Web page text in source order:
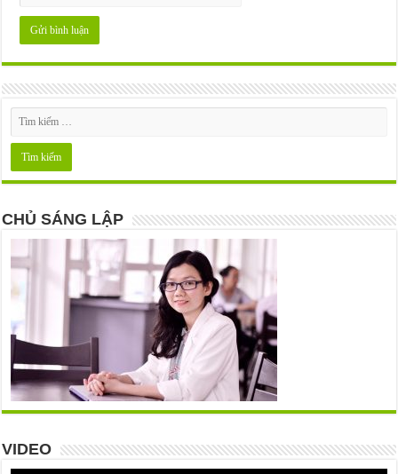
CHỦ SÁNG LẬP
VIDEO